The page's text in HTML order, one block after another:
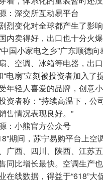
：深交所互动易平台
烈变化对全球都产生了影
内卖得好，出口也十分火
国小家电之乡”广东顺德
、空调、冰箱等电器，出口
“电扇”立刻被投资者加入了
年轻人喜爱的品牌，创意
资者称：“持续高温下，公
售情况表现良好。”
：小熊官方公众号
期间，苏宁易购平台上空
广西、四川、陕西、江苏
同比增长最快。空调生产
在线数据，得益于“618”大